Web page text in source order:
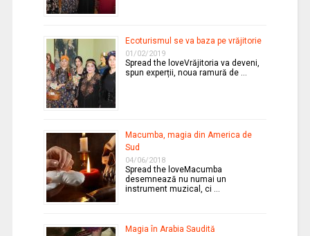
Ecoturismul se va baza pe vrăjitorie
01/02/2019
Spread the loveVrăjitoria va deveni,
spun experții, noua ramură de …
Macumba, magia din America de
Sud
04/06/2018
Spread the loveMacumba
desemnează nu numai un
instrument muzical, ci …
Magia în Arabia Saudită